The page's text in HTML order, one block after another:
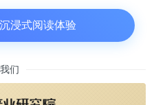
月中国商品零售为35616
。
浸式阅读体验
们